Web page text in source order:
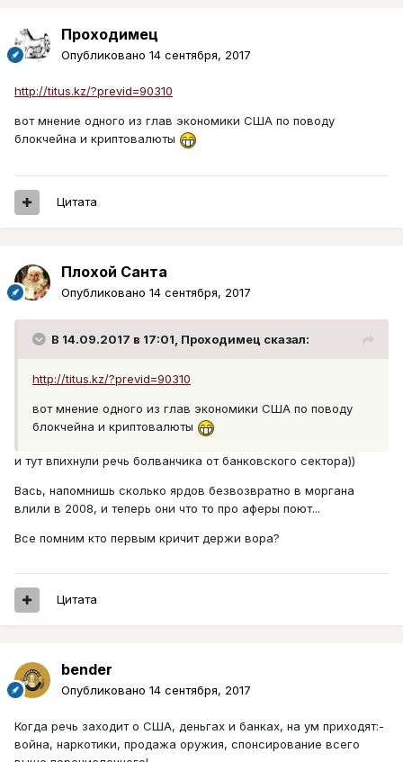
Проходимец
Опубликовано 14 сентября, 2017
http://titus.kz/?previd=90310
вот мнение одного из глав экономики США по поводу
блокчейна и криптовалюты
Цитата
Плохой Санта
Опубликовано 14 сентября, 2017
В 14.09.2017 в 17:01, Проходимец сказал:
http://titus.kz/?previd=90310
вот мнение одного из глав экономики США по поводу
блокчейна и криптовалюты
и тут впихнули речь болванчика от банковского сектора))
Вась, напомнишь сколько ярдов безвозвратно в моргана
влили в 2008, и теперь они что то про аферы поют...
Все помним кто первым кричит держи вора?
Цитата
bender
Опубликовано 14 сентября, 2017
Когда речь заходит о США, деньгах и банках, на ум приходят:-
война, наркотики, продажа оружия, спонсирование всего